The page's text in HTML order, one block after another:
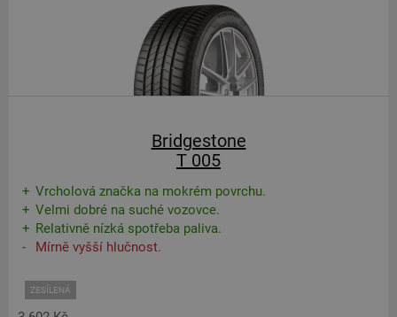
Bridgestone
T 005
Vrcholová značka na mokrém povrchu.
Velmi dobré na suché vozovce.
Relativně nízká spotřeba paliva.
Mírně vyšší hlučnost.
ZESÍLENÁ